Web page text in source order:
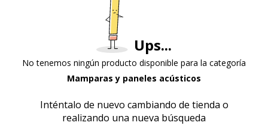
Ups...
No tenemos ningún producto disponible para la categoría
Mamparas y paneles acústicos
Inténtalo de nuevo cambiando de tienda o
realizando una nueva búsqueda